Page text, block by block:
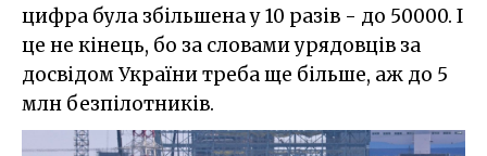
цифра була збільшена у 10 разів - до 50000. І
це не кінець, бо за словами урядовців за
досвідом України треба ще більше, аж до 5
млн безпілотників.